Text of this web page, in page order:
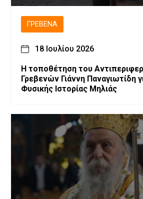
ΓΡΕΒΕΝΆ
18 Ιουλίου 2026
Η τοποθέτηση του
Γρεβενών Γιάννη Παναγιωτίδη για το Μουσείο
Φυσικής Ιστορίας Μηλιάς